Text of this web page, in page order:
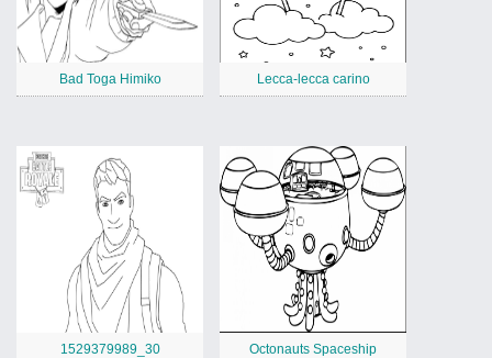
Bad Toga Himiko Lecca-lecca carino
1529379989_30 Octonauts Spaceship